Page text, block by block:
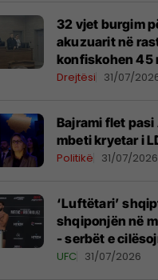
32 vjet burgim
akuzuarit në
konfiskohen 45
kadastrale
Drejtësi 31/07/
Bajrami flet
mbeti kryetar i
Politikë 31/07/2026
‘Luftëtari’
shqiponjën në
- serbët e
e cilëson simbol
UFC 31/07/2026